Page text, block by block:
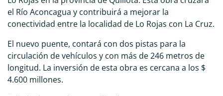
el Río Aconcagua y contribuirá a mejorar la
conectividad entre la localidad de Lo Rojas con La Cruz.
El nuevo puente, contará con dos pistas para la
circulación de vehículos y con más de 246 metros de
longitud. La inversión de esta obra es cercana a los $
4.600 millones.